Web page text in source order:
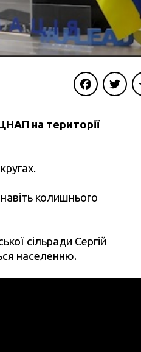
на території
колишнього
сільради Сергій
населенню.